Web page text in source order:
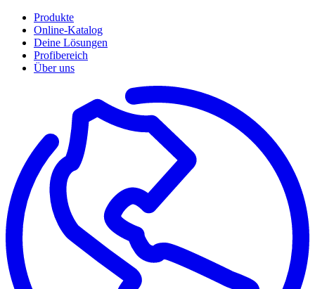
Produkte
Online-Katalog
Deine Lösungen
Profibereich
Über uns